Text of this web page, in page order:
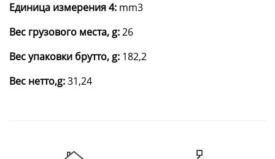
Единица измерения 4: mm3
Вес грузового места, g:26
Вес упаковки брутто, g: 182,2
Вес нетто,g:31,24